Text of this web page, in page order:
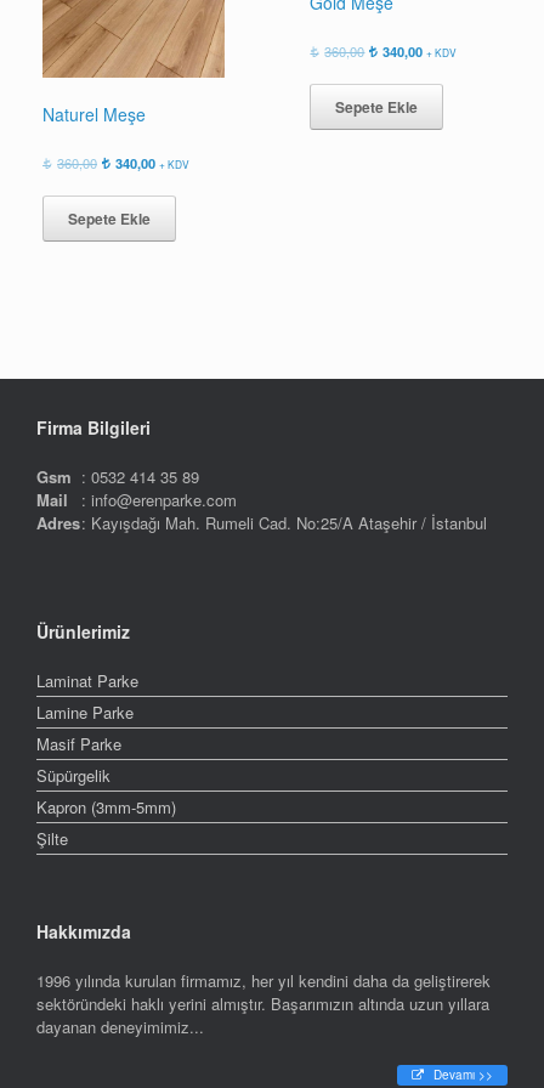
Naturel Meşe
360,00 Orijinal
360,00.
340,00Şu
fiyat:
+ KDV
Sepete Ekle
360,00 Orijinal
360,00.
340,00Şu
fiyat:
+ KDV
Sepete Ekle
Firma Bilgileri
Gsm : 0532 414 35 89
Mail
: info@erenparke.com
Adres: Kayışdağı Mah. Rumeli Cad. No:25/A Ataşehir / İstanbul
Ürünlerimiz
Laminat Parke
Lamine Parke
Masif Parke
Süpürgelik
Kapron (3mm-5mm)
Şilte
Hakkımızda
1996 yılında kurulan firmamız, her yıl kendini daha da geliştirerek
sektöründeki haklı yerini almıştır. Başarımızın altında uzun yıllara
dayanan deneyimimiz...
Devamı >>